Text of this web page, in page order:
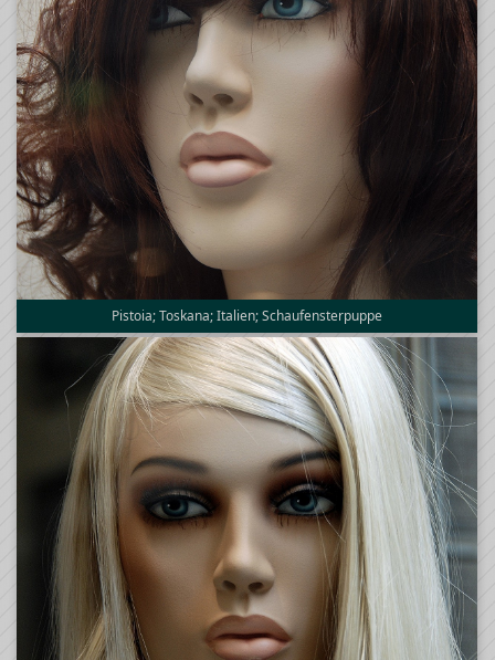
Pistoia; Toskana; Italien; Schaufensterpuppe